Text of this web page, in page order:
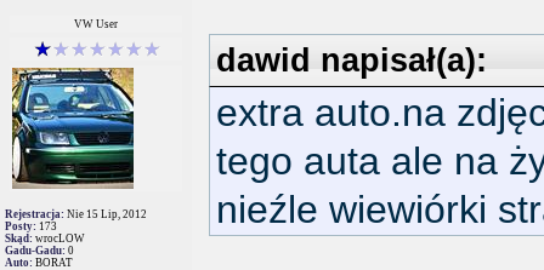
VW User
Rejestracja: Nie 15 Lip, 2012
Posty: 173
Skąd: wrocLOW
Gadu-Gadu: 0
Auto: BORAT
dawid napisał(a):
extra auto.na
tego auta ale na
nieźle wiewiórki